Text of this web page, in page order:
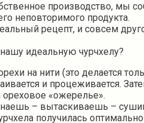
производство, мы
неповторимого продукта.
рецепт, и совсем
идеальную чурчхелу?
на нити (это делается
и процеживается.
«ожерелье».
– вытаскиваешь –
получилась